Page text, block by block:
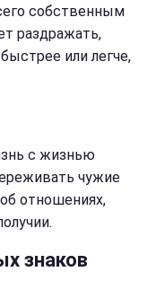
собственным
раздражать,
или легче,
с жизнью
чужие
отношениях,
знаков